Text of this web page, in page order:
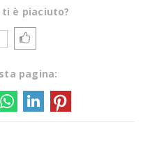
è piaciuto?
pagina: